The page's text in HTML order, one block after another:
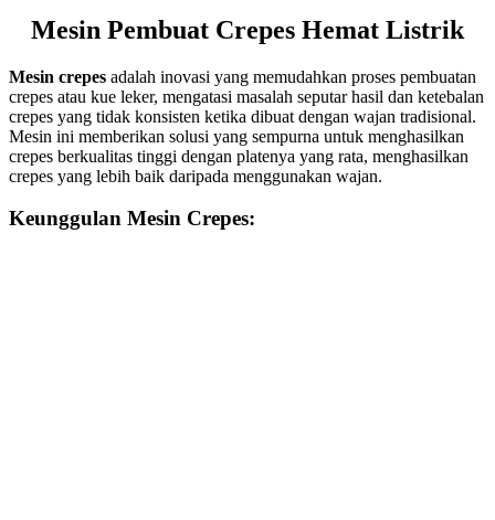
Mesin Pembuat Crepes Hemat Listrik
Mesin crepes adalah inovasi yang memudahkan proses pembuatan
crepes atau kue leker, mengatasi masalah seputar hasil dan ketebalan
crepes yang tidak konsisten ketika dibuat dengan wajan tradisional.
Mesin ini memberikan solusi yang sempurna untuk menghasilkan
crepes berkualitas tinggi dengan platenya yang rata, menghasilkan
crepes yang lebih baik daripada menggunakan wajan.
Keunggulan Mesin Crepes: